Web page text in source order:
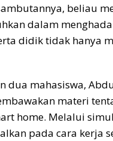
beliau
dalam
didik tidak hanya
dua mahasiswa,
materi
home. Melalui
pada cara kerja